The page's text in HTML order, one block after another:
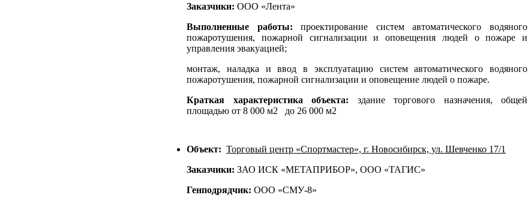
Заказчики: ООО «Лента»
Выполненные работы:проектирование систем автоматического водяного
пожаротушения, пожарной сигнализации и оповещения людей о пожаре и
управления эвакуацией;
монтаж, наладка и ввод в эксплуатацию систем автоматического водяного
пожаротушения, пожарной сигнализации и оповещение людей о пожаре.
Краткая характеристика объекта: здание торгового назначения, общей
площадью от 8 000 м2 до 26 000 м2
Объект: Торговый центр «Спортмастер», г. Новосибирск, ул. Шевченко 17/1
Заказчики: ЗАО ИСК «МЕТАПРИБОР», ООО «ТАГИС»
Генподрядчик: ООО «СМУ-8»